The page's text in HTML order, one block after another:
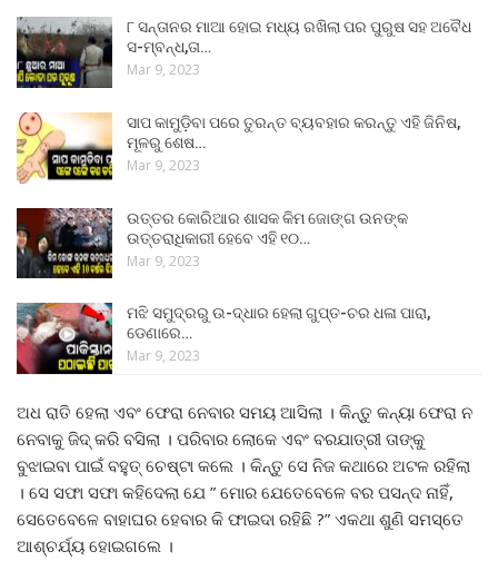
୮ ସନ୍ତାନର ମାଆ ହୋଇ ମଧ୍ୟ ରଖିଲା ପର ପୁରୁଷ ସହ ଅବୈଧ
ସ-ମ୍ବନ୍ଧ,ତା…
Mar 9, 2023
ସାପ କାମୁଡ଼ିବା ପରେ ତୁରନ୍ତ ବ୍ୟବହାର କରନ୍ତୁ ଏହି ଜିନିଷ,
ମୂଳରୁ ଶେଷ…
Mar 9, 2023
ଉତ୍ତର କୋରିଆର ଶାସକ କିମ ଜୋଙ୍ଗ ଉନଙ୍କ
ଉତ୍ତରାଧିକାରୀ ହେବେ ଏହି ୧୦…
Mar 9, 2023
ମଝି ସମୁଦ୍ରରୁ ଉ-ଦ୍ଧାର ହେଲା ଗୁପ୍ତ-ଚର ଧଳା ପାରା,
ଡେଣାରେ…
Mar 9, 2023
ଅଧ ରାତି ହେଲା ଏବଂ ଫେରା ନେବାର ସମୟ ଆସିଲା । କିନ୍ତୁ କନ୍ୟା ଫେରା ନ
ନେବାକୁ ଜିଦ୍ କରି ବସିଲା । ପରିବାର ଲୋକେ ଏବଂ ବରଯାତ୍ରୀ ତାଙ୍କୁ
ବୁଝାଇବା ପାଇଁ ବହୁତ୍ ଚେଷ୍ଟା କଲେ । କିନ୍ତୁ ସେ ନିଜ କଥାରେ ଅଟଳ ରହିଲା
। ସେ ସଫା ସଫା କହିଦେଲା ଯେ ” ମୋର ଯେତେବେଳେ ବର ପସନ୍ଦ ନାହିଁ,
ସେତେବେଳେ ବାହାଘର ହେବାର କି ଫାଇଦା ରହିଛି ?” ଏକଥା ଶୁଣି ସମସ୍ତେ
ଆଶ୍ଚର୍ଯ୍ୟ ହୋଇଗଲେ ।